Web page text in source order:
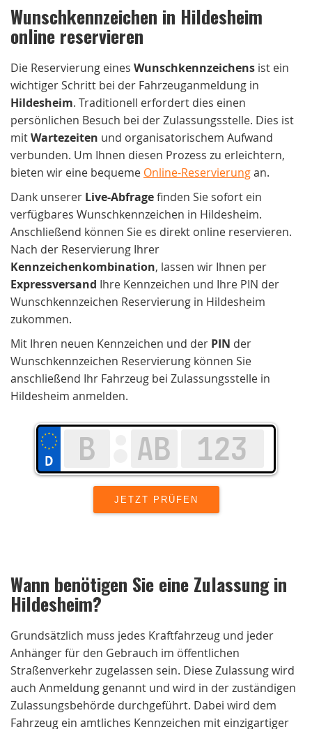
Wunschkennzeichen in Hildesheim
online reservieren
Die Reservierung eines Wunschkennzeichens ist ein
wichtiger Schritt bei der Fahrzeuganmeldung in
Hildesheim. Traditionell erfordert dies einen
persönlichen Besuch bei der Zulassungsstelle. Dies ist
mitWartezeiten und organisatorischem Aufwand
verbunden. Um Ihnen diesen Prozess zu erleichtern,
bieten wir eine bequeme Online-Reservierungan.
Dank unserer Live-Abfragefinden Sie sofort ein
verfügbares Wunschkennzeichen in Hildesheim.
Anschließend können Sie es direkt online reservieren.
Nach der Reservierung Ihrer
Kennzeichenkombination, lassen wir Ihnen per
Expressversand Ihre Kennzeichen und Ihre PIN der
Wunschkennzeichen Reservierung in Hildesheim
zukommen.
Mit Ihren neuen Kennzeichen und der PIN der
Wunschkennzeichen Reservierung können Sie
anschließend Ihr Fahrzeug bei Zulassungsstelle in
Hildesheim anmelden.
Wann benötigen Sie eine Zulassung in
Hildesheim?
Grundsätzlich muss jedes Kraftfahrzeug und jeder
Anhänger für den Gebrauch im öffentlichen
Straßenverkehr zugelassen sein. Diese Zulassung wird
auch Anmeldung genannt und wird in der zuständigen
Zulassungsbehörde durchgeführt. Dabei wird dem
Fahrzeug ein amtliches Kennzeichen mit einzigartiger